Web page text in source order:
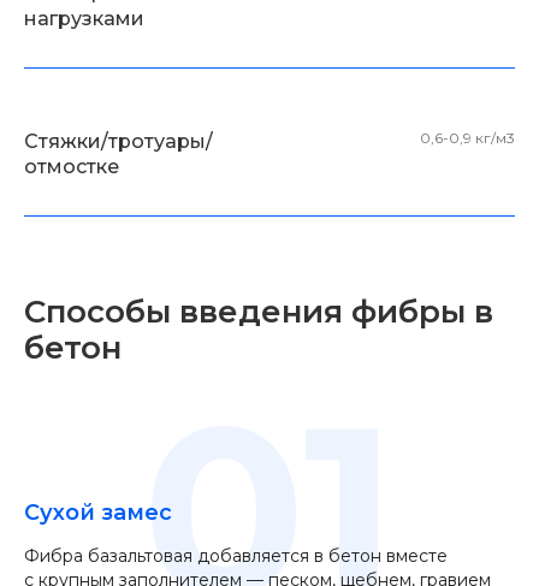
нагрузками
Стяжки/тротуары/
отмостке
0,6-0,9 кг/м3
Способы введения фибры в
бетон
Сухой замес
Фибра базальтовая добавляется в бетон вместе
с крупным заполнителем — песком, щебнем, гравием
01